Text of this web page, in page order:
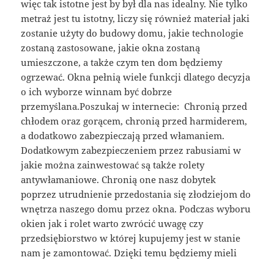
więc tak istotne jest by był dla nas idealny. Nie tylko
metraż jest tu istotny, liczy się również materiał jaki
zostanie użyty do budowy domu, jakie technologie
zostaną zastosowane, jakie okna zostaną
umieszczone, a także czym ten dom będziemy
ogrzewać. Okna pełnią wiele funkcji dlatego decyzja
o ich wyborze winnam być dobrze
przemyślana.Poszukaj w internecie: Chronią przed
chłodem oraz gorącem, chronią przed harmiderem,
a dodatkowo zabezpieczają przed włamaniem.
Dodatkowym zabezpieczeniem przez rabusiami w
jakie można zainwestować są także rolety
antywłamaniowe. Chronią one nasz dobytek
poprzez utrudnienie przedostania się złodziejom do
wnętrza naszego domu przez okna. Podczas wyboru
okien jak i rolet warto zwrócić uwagę czy
przedsiębiorstwo w której kupujemy jest w stanie
nam je zamontować. Dzięki temu będziemy mieli